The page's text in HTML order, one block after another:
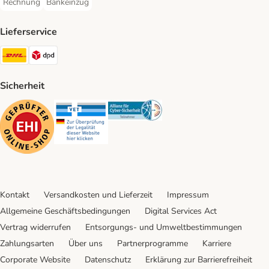
Rechnung Payment Method
Bankeinzug Payment Method
Lieferservice
DHL Shipping Method
Sicherheit
Security Security Security
Kontakt Versandkosten und Lieferzeit
Impressum
Allgemeine Geschäftsbedingungen
Digital Services Act
Vertrag widerrufen
Entsorgungs- und Umweltbestimmungen
Zahlungsarten
Über uns Partnerprogramme
Karriere
Corporate Website
Datenschutz Erklärung zur Barrierefreiheit